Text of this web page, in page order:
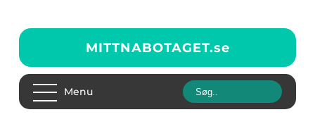
MITTNABOTAGET.se
Menu